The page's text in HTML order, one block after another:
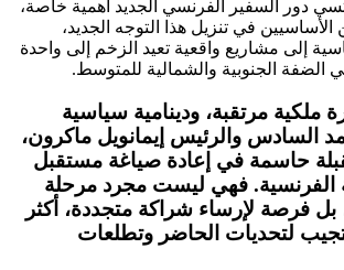
دور السفير الفرنسي الجديد أهمية خاصة،
الأساسيين في تنزيل هذا التوجه الجديد،
إلى مشاريع واقعية تعيد الزخم إلى واحدة
الجنوبية والشمالية للمتوسط.
ملكية مرتقبة، ودينامية سياسية
السادس والرئيس إيمانويل ماكرون،
حاسمة في إعادة صياغة مستقبل
الفرنسية. فهي ليست مجرد مرحلة
بل فرصة لإرساء شراكة متجددة، أكثر
لتحديات الحاضر وتطلعات